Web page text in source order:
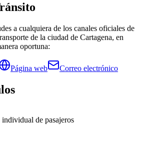
a cualquiera de los canales oficiales de
de la ciudad de Cartagena, en
oportuna:
Página web Correo electrónico
de pasajeros